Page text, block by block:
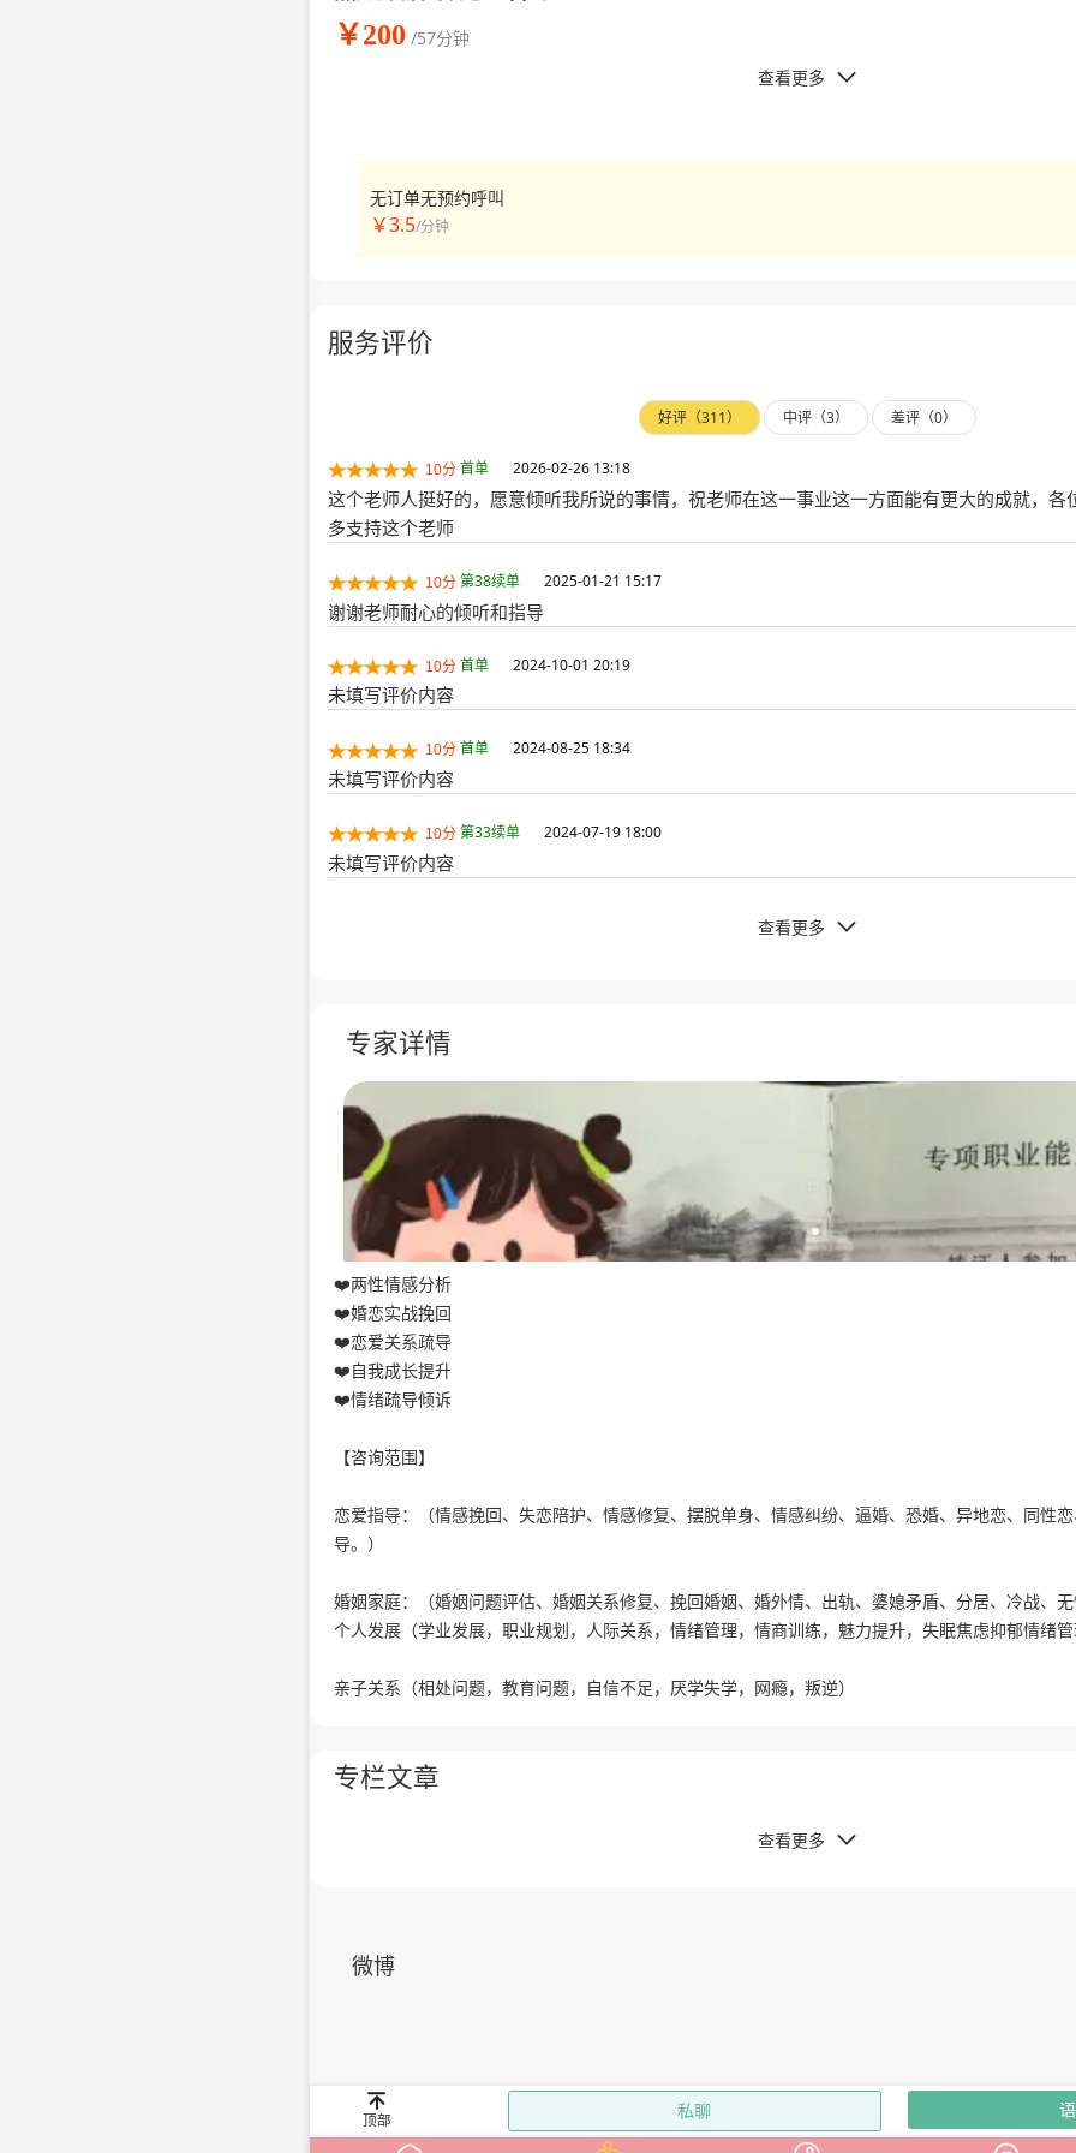
￥200 /57分钟
查看更多 
无订单无预约呼叫
￥3.5/分钟
服务评价
好评（311） 中评（3） 差评（0）
10分 首单 2026-02-26 13:18
这个老师人挺好的，愿意倾听我所说的事情，祝老师在这一事业这一方面能有更大的成就，各
多支持这个老师
10分 第38续单 2025-01-21 15:17
谢谢老师耐心的倾听和指导
10分 首单 2024-10-01 20:19
未填写评价内容
10分 首单 2024-08-25 18:34
未填写评价内容
10分 第33续单 2024-07-19 18:00
未填写评价内容
查看更多 
专家详情
❤️两性情感分析
❤️婚恋实战挽回
❤️恋爱关系疏导
❤️自我成长提升
❤️情绪疏导倾诉
【咨询范围】
恋爱指导：（情感挽回、失恋陪护、情感修复、摆脱单身、情感纠纷、逼婚、恐婚、异地恋、同性
导。）
婚姻家庭：（婚姻问题评估、婚姻关系修复、挽回婚姻、婚外情、出轨、婆媳矛盾、分居、冷战、无
个人发展（学业发展，职业规划，人际关系，情绪管理，情商训练，魅力提升，失眠焦虑抑郁情绪管
亲子关系（相处问题，教育问题，自信不足，厌学失学，网瘾，叛逆）
专栏文章
查看更多 
微博

顶部 私聊
心理专家
孙晓蕾心理咨询师